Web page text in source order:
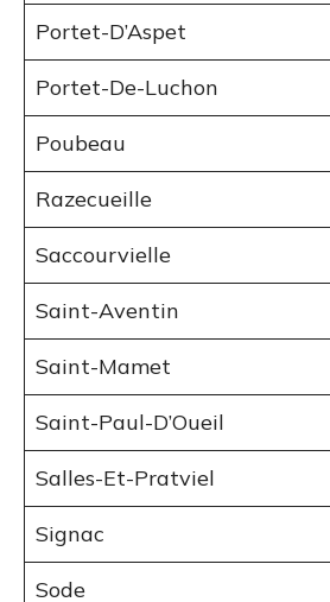
Portet-D’Aspet
Portet-De-Luchon
Poubeau
Razecueille
Saccourvielle
Saint-Aventin
Saint-Mamet
Saint-Paul-D’Oueil
Salles-Et-Pratviel
Signac
Sode